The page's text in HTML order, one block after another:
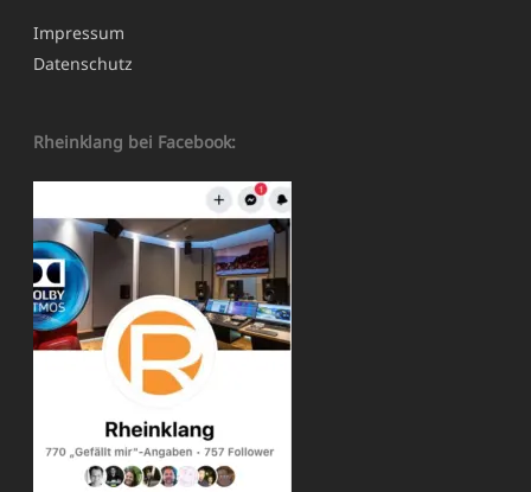
Impressum
Datenschutz
Rheinklang bei Facebook: